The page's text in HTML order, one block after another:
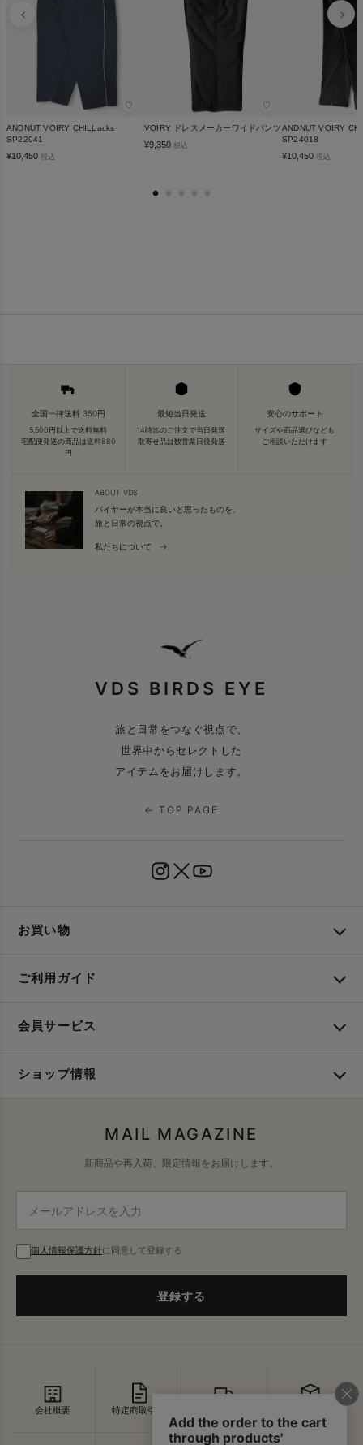
♡
ANDNUT VOIRY CHILLacks
SP22041
¥10,450 税込
♡
VOIRY ドレスメーカーワイドパンツ
¥9,350 税込
ANDNUT VOIRY
SP24018
¥10,450 税込
全国一律送料 350円
5,500円以上で送料無料
宅配便発送の商品は送料880
円
最短当日発送
14時迄のご注文で当日発送
取寄せ品は数営業日後発送
安心のサポート
サイズや商品選びなども
ご相談いただけます
ABOUT VDS
バイヤーが本当に良いと思ったものを、
旅と日常の視点で。
私たちについて →
VDS BIRDS EYE
旅と日常をつなぐ視点で、
世界中からセレクトした
アイテムをお届けします。
← TOP PAGE
お買い物
ご利用ガイド
会員サービス
ショップ情報
MAIL MAGAZINE
新商品や再入荷、限定情報をお届けします。
個人情報保護方針に同意して登録する
登録する
会社概要 特定商取引法